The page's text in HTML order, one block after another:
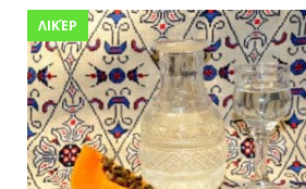
ΛΙΚΈΡ